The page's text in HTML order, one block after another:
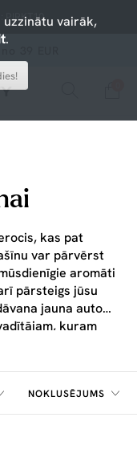
PIRKT10
39 EUR
kas pat
var pārvērst
aromāti
pārsteigs jūsu
jauna auto
kuram
NOKLUSĒJUMS
uzzinātu vairāk,
.